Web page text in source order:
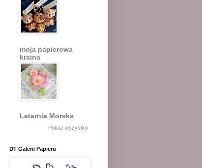
moja papierowa
kraina
Latarnia Morska
Pokaż wszystko
DT Galerii Papieru